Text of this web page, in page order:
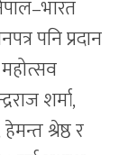
पनि प्रदान
शर्मा,
श्रेष्ठ र